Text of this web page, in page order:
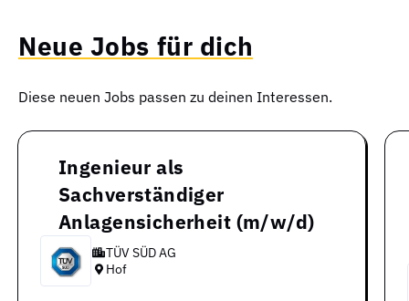
Neue Jobs für dich
Diese neuen Jobs passen zu deinen Interessen.
Ingenieur als
Sachverständiger
Anlagensicherheit (m/w/d)
TÜV SÜD AG
Hof